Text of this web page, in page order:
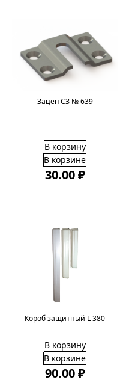
Зацеп СЗ № 639
В корзину
В корзине
30.00 ₽
Короб защитный L 380
В корзину
В корзине
90.00 ₽